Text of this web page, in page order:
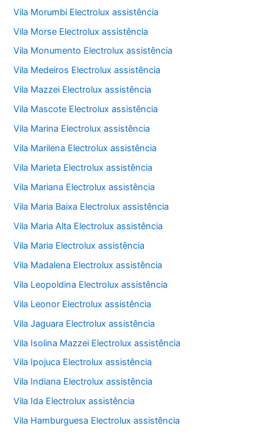
Vila Morumbi Electrolux assistência
Vila Morse Electrolux assistência
Vila Monumento Electrolux assistência
Vila Medeiros Electrolux assistência
Vila Mazzei Electrolux assistência
Vila Mascote Electrolux assistência
Vila Marina Electrolux assistência
Vila Marilena Electrolux assistência
Vila Marieta Electrolux assistência
Vila Mariana Electrolux assistência
Vila Maria Baixa Electrolux assistência
Vila Maria Alta Electrolux assistência
Vila Maria Electrolux assistência
Vila Madalena Electrolux assistência
Vila Leopoldina Electrolux assistência
Vila Leonor Electrolux assistência
Vila Jaguara Electrolux assistência
Vila Isolina Mazzei Electrolux assistência
Vila Ipojuca Electrolux assistência
Vila Indiana Electrolux assistência
Vila Ida Electrolux assistência
Vila Hamburguesa Electrolux assistência